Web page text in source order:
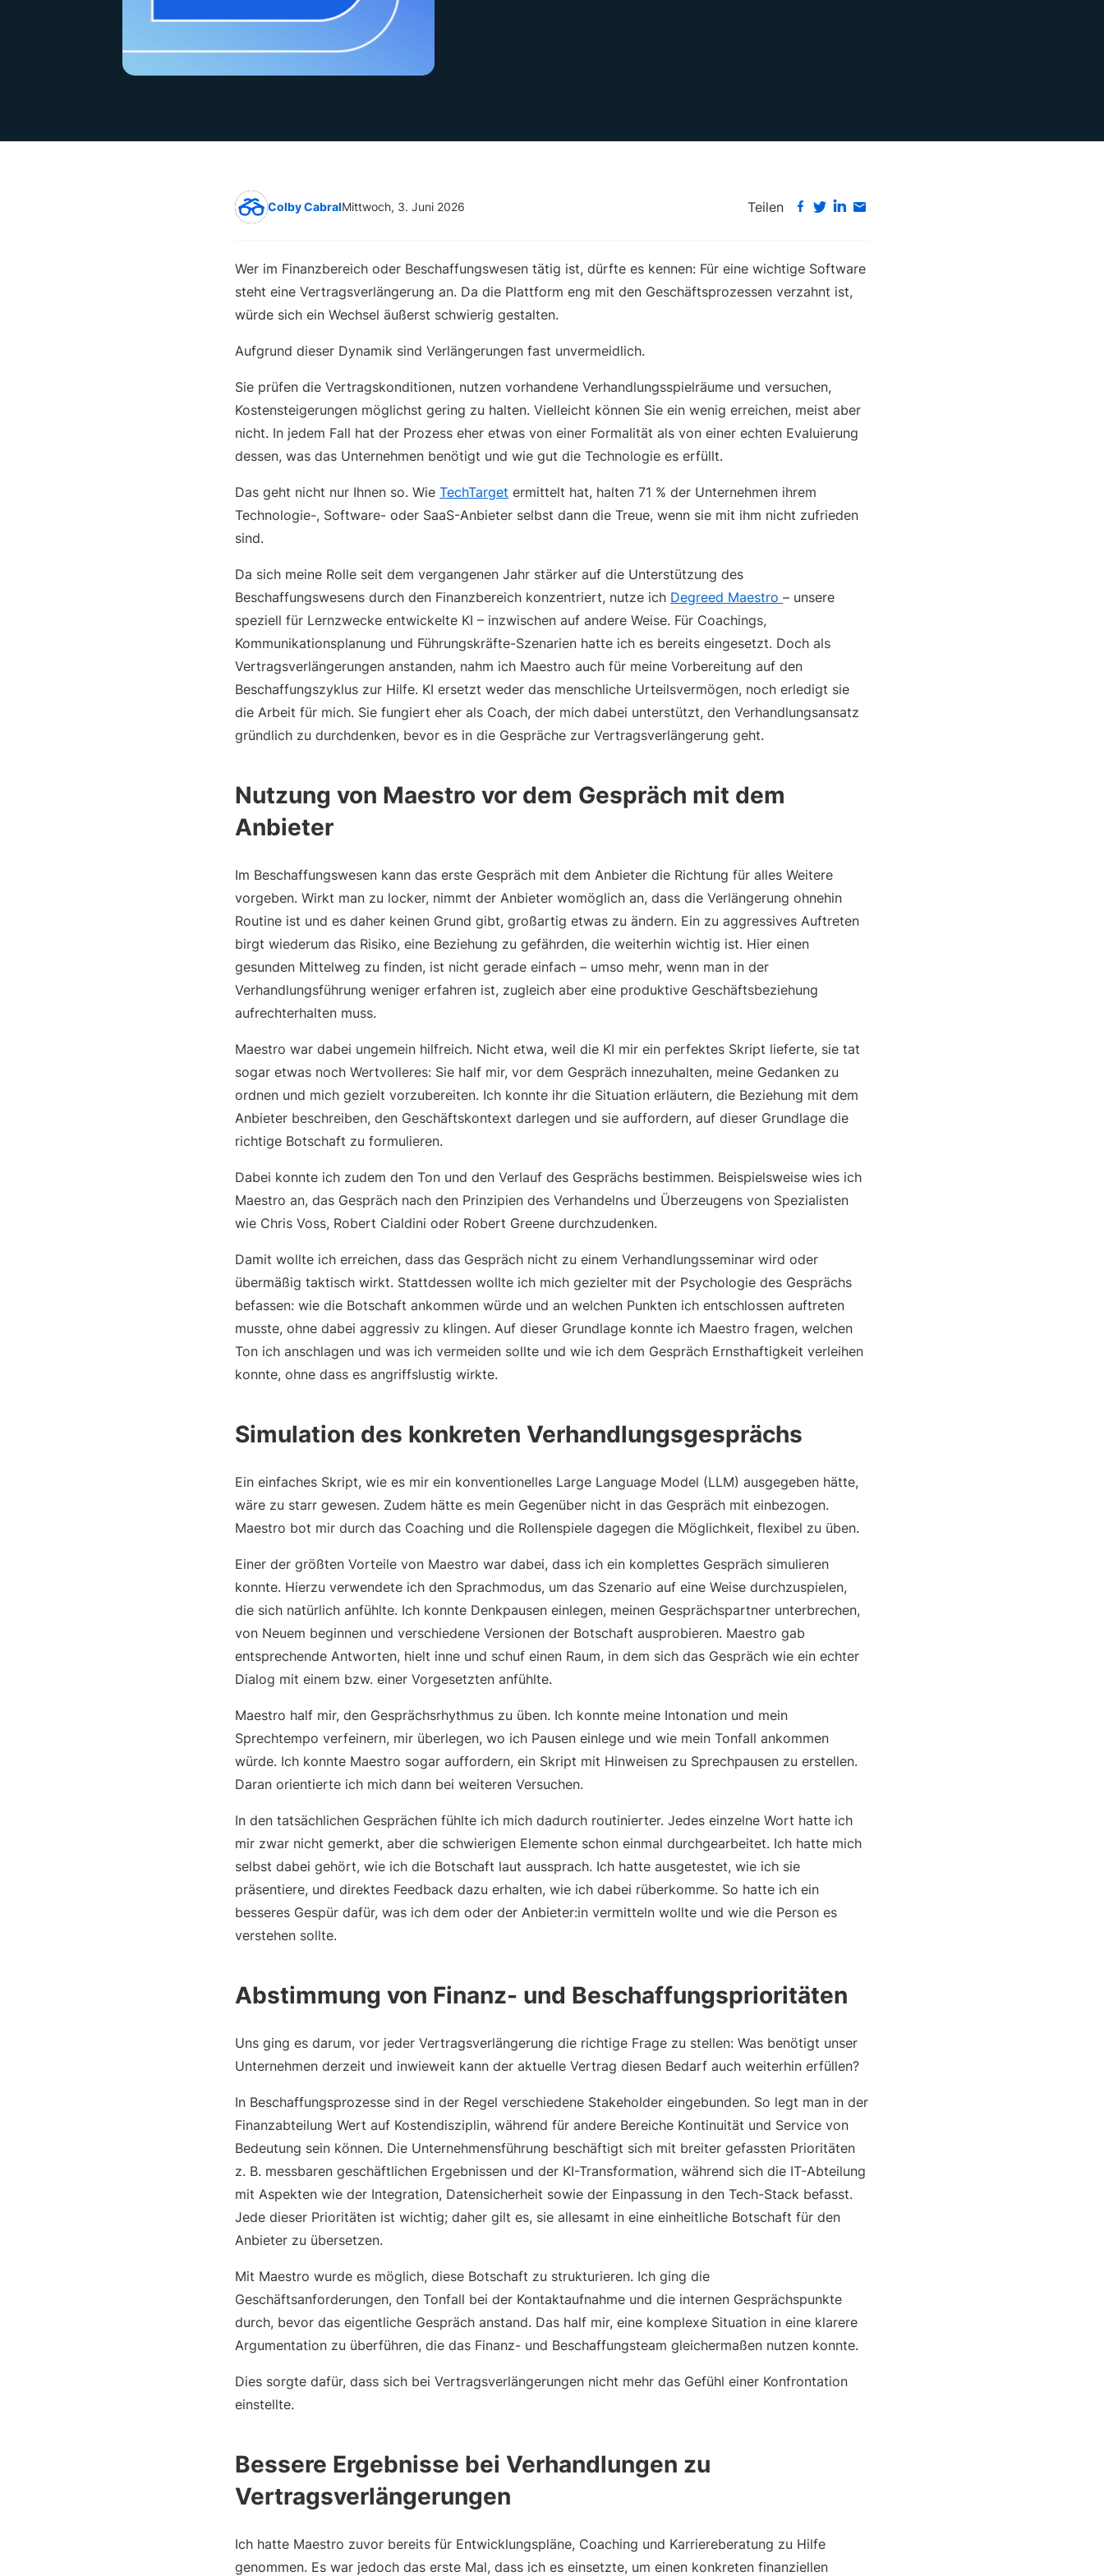
Colby CabralMittwoch, 3. Juni 2026 Teilen
Wer im Finanzbereich oder Beschaffungswesen tätig ist, dürfte es kennen: Für eine wichtige Software
steht eine Vertragsverlängerung an. Da die Plattform eng mit den Geschäftsprozessen verzahnt ist,
würde sich ein Wechsel äußerst schwierig gestalten.
Aufgrund dieser Dynamik sind Verlängerungen fast unvermeidlich.
Sie prüfen die Vertragskonditionen, nutzen vorhandene Verhandlungsspielräume und versuchen,
Kostensteigerungen möglichst gering zu halten. Vielleicht können Sie ein wenig erreichen, meist aber
nicht. In jedem Fall hat der Prozess eher etwas von einer Formalität als von einer echten Evaluierung
dessen, was das Unternehmen benötigt und wie gut die Technologie es erfüllt.
Das geht nicht nur Ihnen so. Wie TechTarget ermittelt hat, halten 71 % der Unternehmen ihrem
Technologie-, Software- oder SaaS-Anbieter selbst dann die Treue, wenn sie mit ihm nicht zufrieden
sind.
Da sich meine Rolle seit dem vergangenen Jahr stärker auf die Unterstützung des
Beschaffungswesens durch den Finanzbereich konzentriert, nutze ich Degreed Maestro – unsere
speziell für Lernzwecke entwickelte KI – inzwischen auf andere Weise. Für Coachings,
Kommunikationsplanung und Führungskräfte-Szenarien hatte ich es bereits eingesetzt. Doch als
Vertragsverlängerungen anstanden, nahm ich Maestro auch für meine Vorbereitung auf den
Beschaffungszyklus zur Hilfe. KI ersetzt weder das menschliche Urteilsvermögen, noch erledigt sie
die Arbeit für mich. Sie fungiert eher als Coach, der mich dabei unterstützt, den Verhandlungsansatz
gründlich zu durchdenken, bevor es in die Gespräche zur Vertragsverlängerung geht.
Nutzung von Maestro vor dem Gespräch mit dem
Anbieter
Im Beschaffungswesen kann das erste Gespräch mit dem Anbieter die Richtung für alles Weitere
vorgeben. Wirkt man zu locker, nimmt der Anbieter womöglich an, dass die Verlängerung ohnehin
Routine ist und es daher keinen Grund gibt, großartig etwas zu ändern. Ein zu aggressives Auftreten
birgt wiederum das Risiko, eine Beziehung zu gefährden, die weiterhin wichtig ist. Hier einen
gesunden Mittelweg zu finden, ist nicht gerade einfach – umso mehr, wenn man in der
Verhandlungsführung weniger erfahren ist, zugleich aber eine produktive Geschäftsbeziehung
aufrechterhalten muss.
Maestro war dabei ungemein hilfreich. Nicht etwa, weil die KI mir ein perfektes Skript lieferte, sie tat
sogar etwas noch Wertvolleres: Sie half mir, vor dem Gespräch innezuhalten, meine Gedanken zu
ordnen und mich gezielt vorzubereiten. Ich konnte ihr die Situation erläutern, die Beziehung mit dem
Anbieter beschreiben, den Geschäftskontext darlegen und sie auffordern, auf dieser Grundlage die
richtige Botschaft zu formulieren.
Dabei konnte ich zudem den Ton und den Verlauf des Gesprächs bestimmen. Beispielsweise wies ich
Maestro an, das Gespräch nach den Prinzipien des Verhandelns und Überzeugens von Spezialisten
wie Chris Voss, Robert Cialdini oder Robert Greene durchzudenken.
Damit wollte ich erreichen, dass das Gespräch nicht zu einem Verhandlungsseminar wird oder
übermäßig taktisch wirkt. Stattdessen wollte ich mich gezielter mit der Psychologie des Gesprächs
befassen: wie die Botschaft ankommen würde und an welchen Punkten ich entschlossen auftreten
musste, ohne dabei aggressiv zu klingen. Auf dieser Grundlage konnte ich Maestro fragen, welchen
Ton ich anschlagen und was ich vermeiden sollte und wie ich dem Gespräch Ernsthaftigkeit verleihen
konnte, ohne dass es angriffslustig wirkte.
Simulation des konkreten Verhandlungsgesprächs
Ein einfaches Skript, wie es mir ein konventionelles Large Language Model (LLM) ausgegeben hätte,
wäre zu starr gewesen. Zudem hätte es mein Gegenüber nicht in das Gespräch mit einbezogen.
Maestro bot mir durch das Coaching und die Rollenspiele dagegen die Möglichkeit, flexibel zu üben.
Einer der größten Vorteile von Maestro war dabei, dass ich ein komplettes Gespräch simulieren
konnte. Hierzu verwendete ich den Sprachmodus, um das Szenario auf eine Weise durchzuspielen,
die sich natürlich anfühlte. Ich konnte Denkpausen einlegen, meinen Gesprächspartner unterbrechen,
von Neuem beginnen und verschiedene Versionen der Botschaft ausprobieren. Maestro gab
entsprechende Antworten, hielt inne und schuf einen Raum, in dem sich das Gespräch wie ein echter
Dialog mit einem bzw. einer Vorgesetzten anfühlte.
Maestro half mir, den Gesprächsrhythmus zu üben. Ich konnte meine Intonation und mein
Sprechtempo verfeinern, mir überlegen, wo ich Pausen einlege und wie mein Tonfall ankommen
würde. Ich konnte Maestro sogar auffordern, ein Skript mit Hinweisen zu Sprechpausen zu erstellen.
Daran orientierte ich mich dann bei weiteren Versuchen.
In den tatsächlichen Gesprächen fühlte ich mich dadurch routinierter. Jedes einzelne Wort hatte ich
mir zwar nicht gemerkt, aber die schwierigen Elemente schon einmal durchgearbeitet. Ich hatte mich
selbst dabei gehört, wie ich die Botschaft laut aussprach. Ich hatte ausgetestet, wie ich sie
präsentiere, und direktes Feedback dazu erhalten, wie ich dabei rüberkomme. So hatte ich ein
besseres Gespür dafür, was ich dem oder der Anbieter:in vermitteln wollte und wie die Person es
verstehen sollte.
Abstimmung von Finanz- und Beschaffungsprioritäten
Uns ging es darum, vor jeder Vertragsverlängerung die richtige Frage zu stellen: Was benötigt unser
Unternehmen derzeit und inwieweit kann der aktuelle Vertrag diesen Bedarf auch weiterhin erfüllen?
In Beschaffungsprozesse sind in der Regel verschiedene Stakeholder eingebunden. So legt man in der
Finanzabteilung Wert auf Kostendisziplin, während für andere Bereiche Kontinuität und Service von
Bedeutung sein können. Die Unternehmensführung beschäftigt sich mit breiter gefassten Prioritäten
z. B. messbaren geschäftlichen Ergebnissen und der KI-Transformation, während sich die IT-Abteilung
mit Aspekten wie der Integration, Datensicherheit sowie der Einpassung in den Tech-Stack befasst.
Jede dieser Prioritäten ist wichtig; daher gilt es, sie allesamt in eine einheitliche Botschaft für den
Anbieter zu übersetzen.
Mit Maestro wurde es möglich, diese Botschaft zu strukturieren. Ich ging die
Geschäftsanforderungen, den Tonfall bei der Kontaktaufnahme und die internen Gesprächspunkte
durch, bevor das eigentliche Gespräch anstand. Das half mir, eine komplexe Situation in eine klarere
Argumentation zu überführen, die das Finanz- und Beschaffungsteam gleichermaßen nutzen konnte.
Dies sorgte dafür, dass sich bei Vertragsverlängerungen nicht mehr das Gefühl einer Konfrontation
einstellte.
Bessere Ergebnisse bei Verhandlungen zu
Vertragsverlängerungen
Ich hatte Maestro zuvor bereits für Entwicklungspläne, Coaching und Karriereberatung zu Hilfe
genommen. Es war jedoch das erste Mal, dass ich es einsetzte, um einen konkreten finanziellen